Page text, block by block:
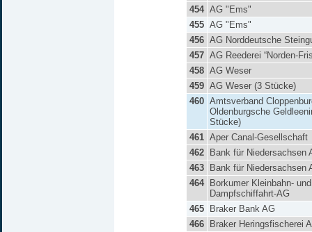
454 AG "Ems"
455 AG "Ems"
456 AG Norddeutsche
457 AG Reederei “Norden-
458 AG Weser
459 AG Weser (3 Stücke)
460 Amtsverband
Oldenburgsche
Stücke)
461 Aper Canal-Gesellschaft
462
Bank für Niedersachsen
463
Bank für Niedersachsen
464
Borkumer Kleinbahn- und
Dampfschiffahrt-AG
465
Braker Bank AG
466
Braker Heringsfischerei